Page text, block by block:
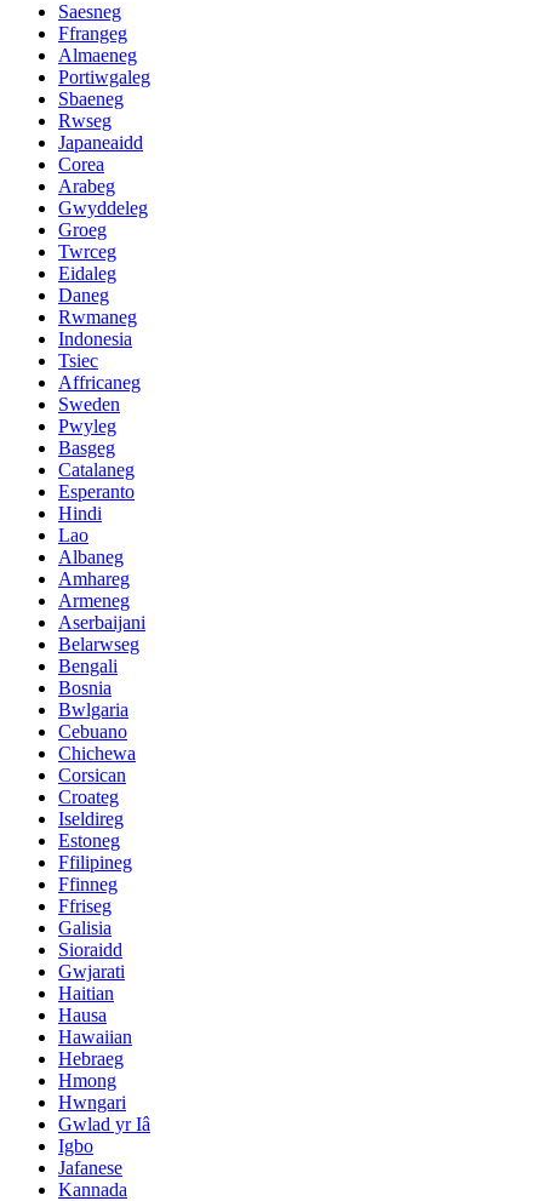
Saesneg
Ffrangeg
Almaeneg
Portiwgaleg
Sbaeneg
Rwseg
Japaneaidd
Corea
Arabeg
Gwyddeleg
Groeg
Twrceg
Eidaleg
Daneg
Rwmaneg
Indonesia
Tsiec
Affricaneg
Sweden
Pwyleg
Basgeg
Catalaneg
Esperanto
Hindi
Lao
Albaneg
Amhareg
Armeneg
Aserbaijani
Belarwseg
Bengali
Bosnia
Bwlgaria
Cebuano
Chichewa
Corsican
Croateg
Iseldireg
Estoneg
Ffilipineg
Ffinneg
Ffriseg
Galisia
Sioraidd
Gwjarati
Haitian
Hausa
Hawaiian
Hebraeg
Hmong
Hwngari
Gwlad yr Iâ
Igbo
Jafanese
Kannada